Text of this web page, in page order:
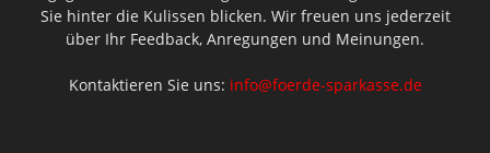
Sie hinter die Kulissen blicken. Wir freuen uns jederzeit
über Ihr Feedback, Anregungen und Meinungen.
Kontaktieren Sie uns: info@foerde-sparkasse.de